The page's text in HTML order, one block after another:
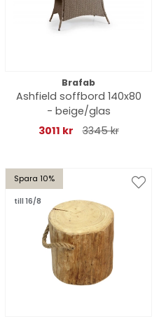
Brafab
Ashfield soffbord 140x80
- beige/glas
3011 kr
3345 kr
Spara 10%
till 16/8